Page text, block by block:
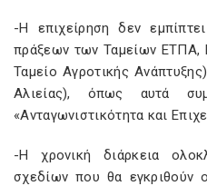
-Η επιχείρηση δεν
πράξεων των Ταμείων ΕΤΠΑ,
Ταμείο Αγροτικής
Αλιείας), όπως αυτά
«Ανταγωνιστικότητα και
-Η χρονική διάρκεια
σχεδίων που θα εγκριθούν